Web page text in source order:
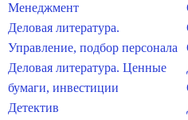
Менеджмент
Деловая литература.
Управление, подбор персонала
Деловая литература. Ценные
бумаги, инвестиции
Детектив